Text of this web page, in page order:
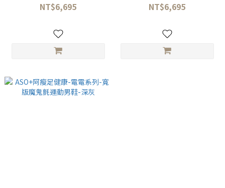
NT$6,695 NT$6,695